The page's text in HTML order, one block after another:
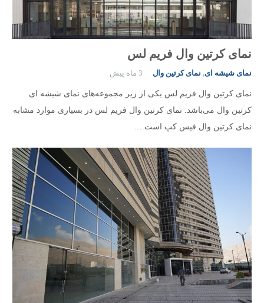
نمای کرتین وال فریم لس
نمای شیشه ای, نمای کرتین وال 3 ماه پیش
نمای کرتین وال فریم لس یکی از زیر مجموعه‌های نمای شیشه ای
کرتین وال می‌باشد. نمای کرتین وال فریم لس در بسیاری موارد مشابه
نمای کرتین وال فیس کپ است.…